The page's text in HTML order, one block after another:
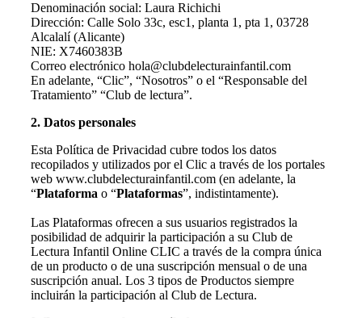
Denominación social: Laura Richichi
Dirección: Calle Solo 33c, esc1, planta 1, pta 1, 03728
Alcalalí (Alicante)
NIE: X7460383B
Correo electrónico hola@clubdelecturainfantil.com‍
En adelante, “Clic”, “Nosotros” o el “Responsable del
Tratamiento” “Club de lectura”.
2. Datos personales
Esta Política de Privacidad cubre todos los datos
recopilados y utilizados por el Clic a través de los portales
web www.clubdelecturainfantil.com (en adelante, la
“Plataforma o “Plataformas”, indistintamente).
Las Plataformas ofrecen a sus usuarios registrados la
posibilidad de adquirir la participación a su Club de
Lectura Infantil Online CLIC a través de la compra única
de un producto o de una suscripción mensual o de una
suscripción anual. Los 3 tipos de Productos siempre
incluirán la participación al Club de Lectura.